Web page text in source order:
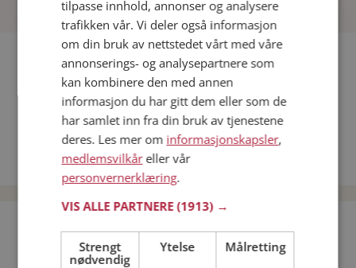
Fler single
Flere singlekvinner fra Fredrikstad:Vr ,Lisa,Anne Grete
Menn fra Fredrikstad
Date kvinner i Norge
Date menn i Norge
Bli medlem gratis!
tilpasse innhold, annonser og analysere
trafikken vår. Vi deler også informasjon
om din bruk av nettstedet vårt med våre
annonserings- og analysepartnere som
kan kombinere den med annen
informasjon du har gitt dem eller som de
har samlet inn fra din bruk av tjenestene
deres. Les mer om informasjonskapsler,
medlemsvilkåreller vår
personvernerklæring.
VIS ALLE PARTNERE(1913) →
Strengt
nødvendig
Ytelse Målretting